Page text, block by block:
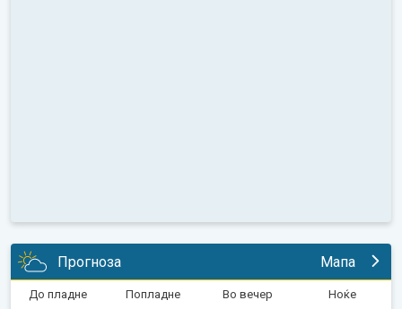
Прогноза Мапа
До пладне Попладне Во вечер Ноќе